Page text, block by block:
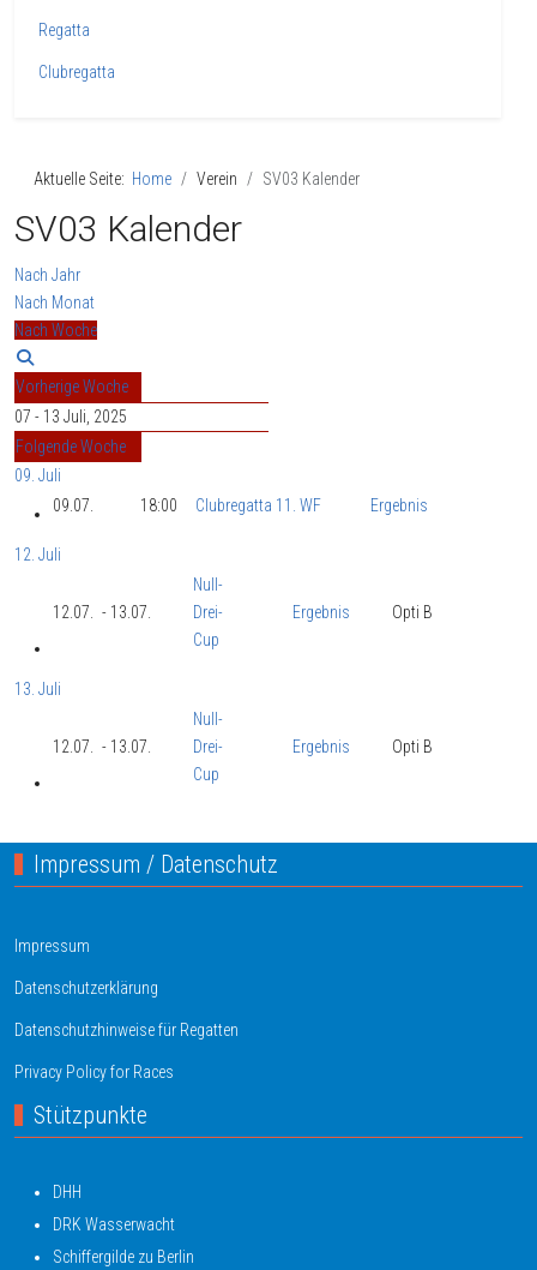
Regatta
Clubregatta
Aktuelle Seite: Home Verein SV03 Kalender
SV03 Kalender
Nach Jahr
Nach Monat
Nach Woche
Vorherige Woche
07 - 13 Juli, 2025
Folgende Woche
09. Juli
09.07.
18:00 Clubregatta 11. WF Ergebnis
12. Juli
12.07. - 13.07.
Null-
Drei-
Cup
Ergebnis Opti B
13. Juli
12.07. - 13.07.
Null-
Drei-
Cup
Ergebnis Opti B
Impressum / Datenschutz
Impressum
Datenschutzerklärung
Datenschutzhinweise für Regatten
Privacy Policy for Races
Stützpunkte
DHH
DRK Wasserwacht
Schiffergilde zu Berlin